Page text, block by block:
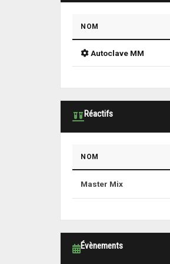
NOM
Autoclave MM
Réactifs
NOM
Master Mix
Évènements